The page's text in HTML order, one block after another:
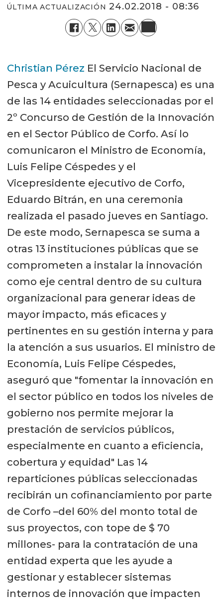
ÚLTIMA ACTUALIZACIÓN 24.02.2018 - 08:36
Christian Pérez El Servicio Nacional de
Pesca y Acuicultura (Sernapesca) es una
de las 14 entidades seleccionadas por el
2º Concurso de Gestión de la Innovación
en el Sector Público de Corfo. Así lo
comunicaron el Ministro de Economía,
Luis Felipe Céspedes y el
Vicepresidente ejecutivo de Corfo,
Eduardo Bitrán, en una ceremonia
realizada el pasado jueves en Santiago.
De este modo, Sernapesca se suma a
otras 13 instituciones públicas que se
comprometen a instalar la innovación
como eje central dentro de su cultura
organizacional para generar ideas de
mayor impacto, más eficaces y
pertinentes en su gestión interna y para
la atención a sus usuarios. El ministro de
Economía, Luis Felipe Céspedes,
aseguró que "fomentar la innovación en
el sector público en todos los niveles de
gobierno nos permite mejorar la
prestación de servicios públicos,
especialmente en cuanto a eficiencia,
cobertura y equidad" Las 14
reparticiones públicas seleccionadas
recibirán un cofinanciamiento por parte
de Corfo –del 60% del monto total de
sus proyectos, con tope de $ 70
millones- para la contratación de una
entidad experta que les ayude a
gestionar y establecer sistemas
internos de innovación que impacten